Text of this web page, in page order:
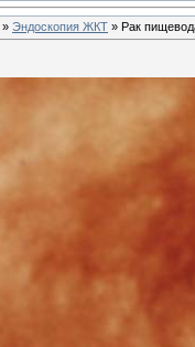
» Эндоскопия ЖКТ » Рак